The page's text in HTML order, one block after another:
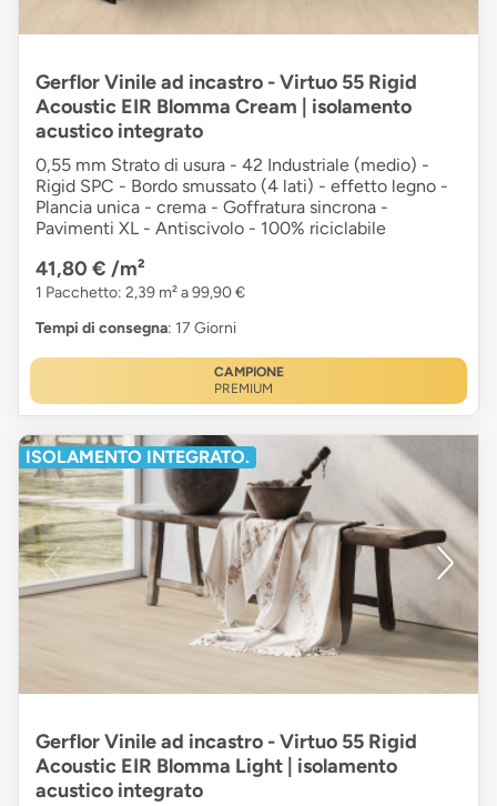
Gerflor Vinile ad incastro - Virtuo 55 Rigid
Acoustic EIR Blomma Cream | isolamento
acustico integrato
0,55 mm Strato di usura - 42 Industriale (medio) -
Rigid SPC - Bordo smussato (4 lati) - effetto legno -
Plancia unica - crema - Goffratura sincrona -
Pavimenti XL - Antiscivolo - 100% riciclabile
41,80 € /m²
1 Pacchetto: 2,39 m² a 99,90 €
Tempi di consegna: 17 Giorni
CAMPIONE
PREMIUM
ISOLAMENTO INTEGRATO.
Gerflor Vinile ad incastro - Virtuo 55 Rigid
Acoustic EIR Blomma Light | isolamento
acustico integrato